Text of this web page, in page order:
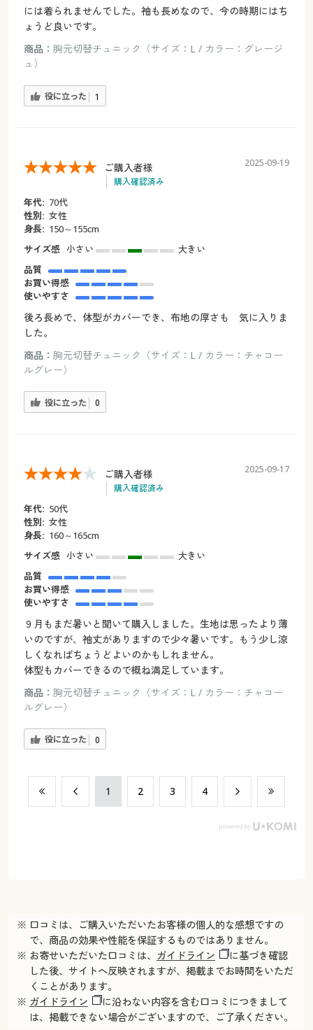
には着られませんでした。袖も長めなので、今の時期にはち
ょうど良いです。
商品： 胸元切替チュニック（サイズ：L / カラー：グレージ
ュ）
役に立った 1
ご購入者様
購入確認済み
2025-09-19
年代: 70代
性別: 女性
身長: 150～155cm
サイズ感 小さい
大きい
品質
お買い得感
使いやすさ
後ろ長めで、体型がカバーでき、布地の厚さも 気に入りま
した。
商品： 胸元切替チュニック（サイズ：L / カラー：チャコー
ルグレー）
役に立った 0
ご購入者様
購入確認済み
2025-09-17
年代: 50代
性別: 女性
身長: 160～165cm
サイズ感 小さい
大きい
品質
お買い得感
使いやすさ
９月もまだ暑いと聞いて購入しました。生地は思ったより薄
いのですが、袖丈がありますので少々暑いです。もう少し涼
しくなればちょうどよいのかもしれません。
体型もカバーできるので概ね満足しています。
商品： 胸元切替チュニック（サイズ：L / カラー：チャコー
ルグレー）
役に立った 0
​1 ​2 ​3 ​4
※ 口コミは、ご購入いただいたお客様の個人的な感想ですの
で、商品の効果や性能を保証するものではありません。
※ お寄せいただいた口コミは、
ガイドライン
に基づき確認
した後、サイトへ反映されますが、掲載までお時間をいただ
くことがあります。
※ ガイドライン
に沿わない内容を含む口コミにつきまして
は、掲載できない場合がございますので、ご了承ください。